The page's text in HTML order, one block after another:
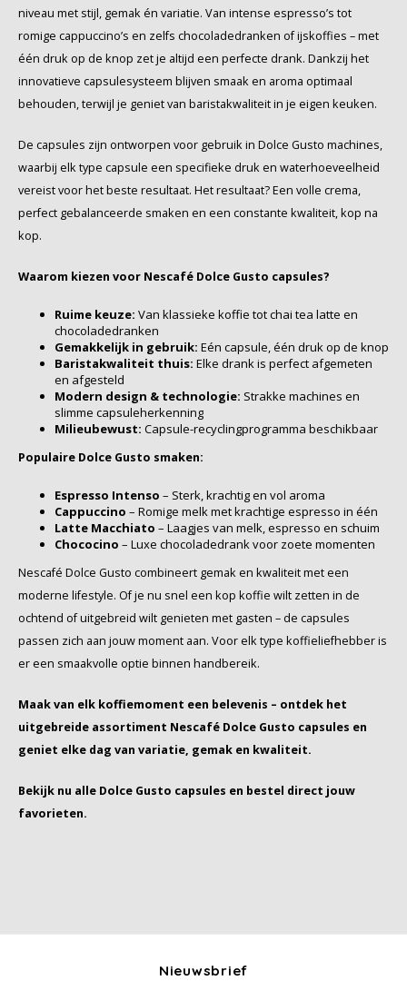
niveau met stijl, gemak én variatie. Van intense espresso’s tot
romige cappuccino’s en zelfs chocoladedranken of ijskoffies – met
één druk op de knop zet je altijd een perfecte drank. Dankzij het
innovatieve capsulesysteem blijven smaak en aroma optimaal
behouden, terwijl je geniet van baristakwaliteit in je eigen keuken.
De capsules zijn ontworpen voor gebruik in Dolce Gusto machines,
waarbij elk type capsule een specifieke druk en waterhoeveelheid
vereist voor het beste resultaat. Het resultaat? Een volle crema,
perfect gebalanceerde smaken en een constante kwaliteit, kop na
kop.
Waarom kiezen voor Nescafé Dolce Gusto capsules?
Ruime keuze: Van klassieke koffie tot chai tea latte en
chocoladedranken
Gemakkelijk in gebruik: Eén capsule, één druk op de knop
Baristakwaliteit thuis: Elke drank is perfect afgemeten
en afgesteld
Modern design & technologie: Strakke machines en
slimme capsuleherkenning
Milieubewust: Capsule-recyclingprogramma beschikbaar
Populaire Dolce Gusto smaken:
Espresso Intenso – Sterk, krachtig en vol aroma
Cappuccino – Romige melk met krachtige espresso in één
Latte Macchiato – Laagjes van melk, espresso en schuim
Chococino – Luxe chocoladedrank voor zoete momenten
Nescafé Dolce Gusto combineert gemak en kwaliteit met een
moderne lifestyle. Of je nu snel een kop koffie wilt zetten in de
ochtend of uitgebreid wilt genieten met gasten – de capsules
passen zich aan jouw moment aan. Voor elk type koffieliefhebber is
er een smaakvolle optie binnen handbereik.
Maak van elk koffiemoment een belevenis – ontdek het
uitgebreide assortiment Nescafé Dolce Gusto capsules en
geniet elke dag van variatie, gemak en kwaliteit.
Bekijk nu alle Dolce Gusto capsules en bestel direct jouw
favorieten.
Nieuwsbrief